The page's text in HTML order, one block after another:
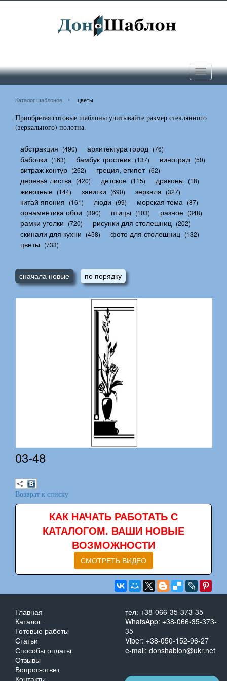
Toggle
Каталог шаблонов цветы
Приобретая готовые шаблоны учитывайте размер стеклянного
(зеркального) полотна.
абстракция (490) архитектура город (76)
бабочки (163) бамбук тростник (137) виноград (50)
витраж контур (262) греция, египет (62)
деревья листва (420) детское (115) драконы (18)
животные (144) завитки (690) зеркала (327)
китай япония (161) люди (99) морская тема (87)
орнаментика обои (390) птицы (103) разное (348)
рамки уголки (720) рисунки для столешниц (202)
скинали для кухни (458) фото для столешниц (132)
цветы (733)
сначала новые по порядку
03-48
Возврат к списку
КАК НАЧАТЬ РАБОТАТЬ С
КАТАЛОГОМ. ВАШИ НОВЫЕ
ВОЗМОЖНОСТИ
СМОТРЕТЬ ВИДЕО
Главная
Каталог
Готовые работы
Статьи
Способы оплаты
Отзывы
Вопрос-ответ
тел: +38-066-35-373-35
WhatsApp: +38-066-35-373-
35
Viber: +38-050-152-96-27
e-mail: donshablon@ukr.net